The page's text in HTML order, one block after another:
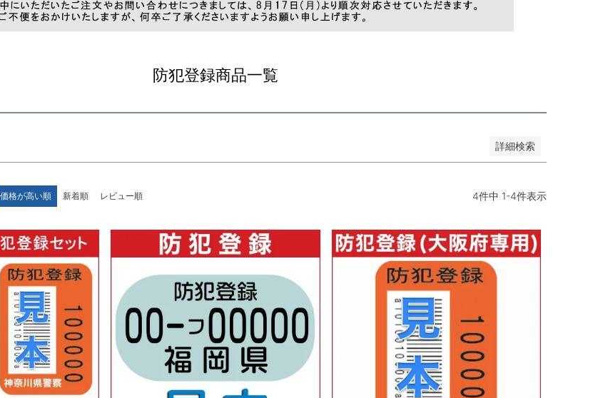
防犯登録商品一覧
詳細検索
検索
価格が高い順 新着順 レビュー順 4件中 1-4件表示